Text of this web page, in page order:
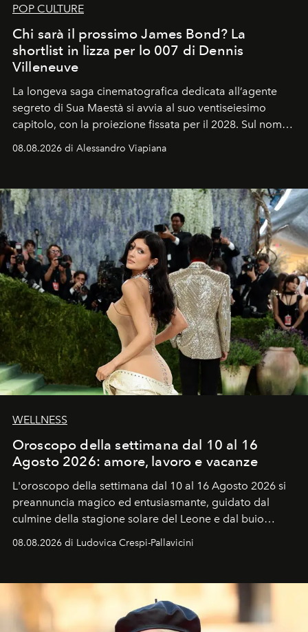
POP CULTURE
Chi sarà il prossimo James Bond? La
shortlist in lizza per lo 007 di Dennis
Villeneuve
La longeva saga cinematografica dedicata all’agente
segreto di Sua Maestà si avvia al suo ventiseiesimo
capitolo, con la proiezione fissata per il 2028. Sul nome
dell’attore chiamato a raccogliere l’eredità di Daniel
Craig, però, regna ancora il più assoluto riserbo.
08.08.2026 di Alessandro Viapiana
WELLNESS
Oroscopo della settimana dal 10 al 16
Agosto 2026: amore, lavoro e vacanze
L'oroscopo della settimana dal 10 al 16 Agosto 2026 si
preannuncia magico ed entusiasmante, guidato dal
culmine della stagione solare del Leone e dal buio
favorevole della Luna nuova in Leone del 12 agosto,
ideale per la notte delle Perseidi.
08.08.2026 di Ludovica Crespi-Pallavicini